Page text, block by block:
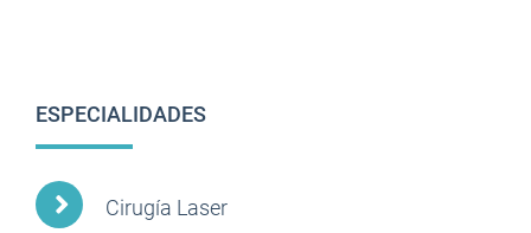
ESPECIALIDADES
Cirugía Laser